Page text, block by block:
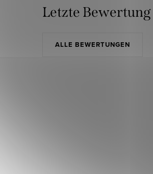
Letzte Bewertung
ALLE BEWERTUNGEN